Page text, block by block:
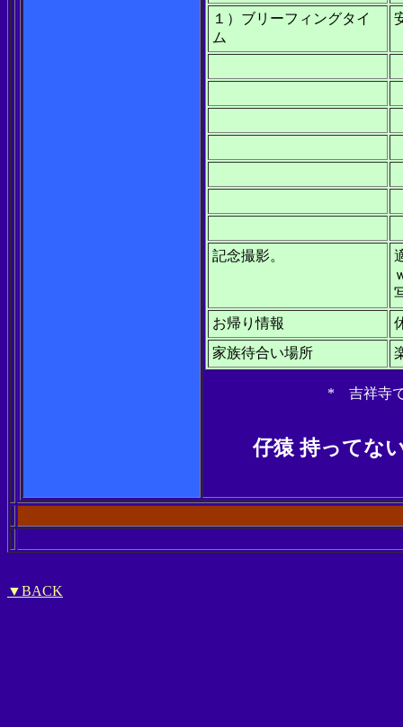
１）ブリーフィングタイ
ム
記念撮影。
お帰り情報
家族待合い場所
* 吉祥寺で
仔猿 持ってな
▼BACK